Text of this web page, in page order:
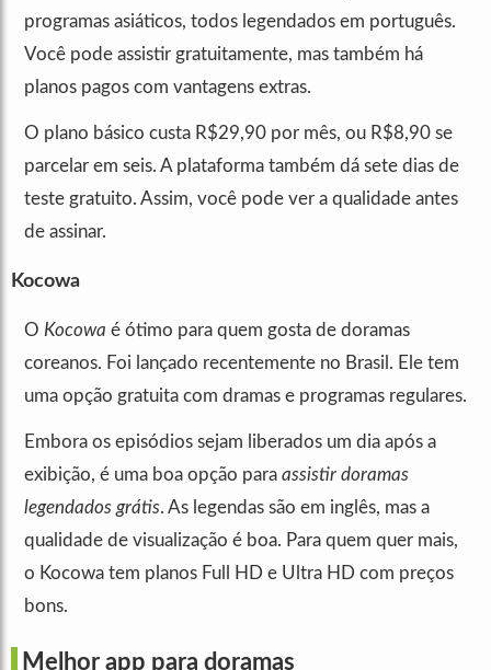
programas asiáticos, todos legendados em português.
Você pode assistir gratuitamente, mas também há
planos pagos com vantagens extras.
O plano básico custa R$29,90 por mês, ou R$8,90 se
parcelar em seis. A plataforma também dá sete dias de
teste gratuito. Assim, você pode ver a qualidade antes
de assinar.
Kocowa
O Kocowa é ótimo para quem gosta de doramas
coreanos. Foi lançado recentemente no Brasil. Ele tem
uma opção gratuita com dramas e programas regulares.
Embora os episódios sejam liberados um dia após a
exibição, é uma boa opção para assistir doramas
legendados grátis. As legendas são em inglês, mas a
qualidade de visualização é boa. Para quem quer mais,
o Kocowa tem planos Full HD e Ultra HD com preços
bons.
Melhor app para doramas